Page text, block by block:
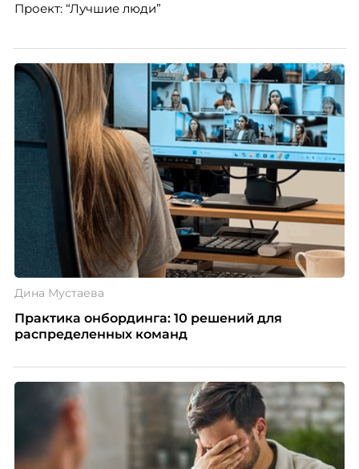
Проект: “Лучшие люди”
Дина Мустаева
Практика онбординга: 10 решений для
распределенных команд